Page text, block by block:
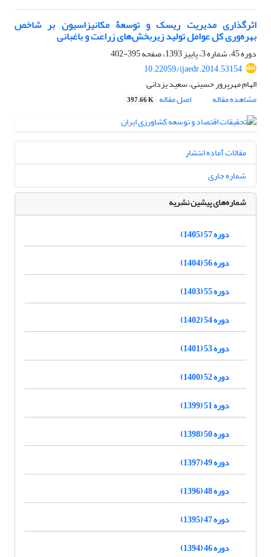
اثرگذاری مدیریت ریسک و توسعۀ مکانیزاسیون بر شاخص
بهره‌وری کل عوامل تولید زیربخش‌های زراعت و باغبانی
دوره 45، شماره 3، پاییز 1393، صفحه
395-402
10.22059/ijaedr.2014.53154
الهام مهرپرور حسینی، سعید یزدانی
مشاهده مقاله
اصل مقاله 397.66 K
مقالات آماده انتشار
شماره جاری
شماره‌های پیشین نشریه
دوره 57 (1405)
دوره 56 (1404)
دوره 55 (1403)
دوره 54 (1402)
دوره 53 (1401)
دوره 52 (1400)
دوره 51 (1399)
دوره 50 (1398)
دوره 49 (1397)
دوره 48 (1396)
دوره 47 (1395)
دوره 46 (1394)